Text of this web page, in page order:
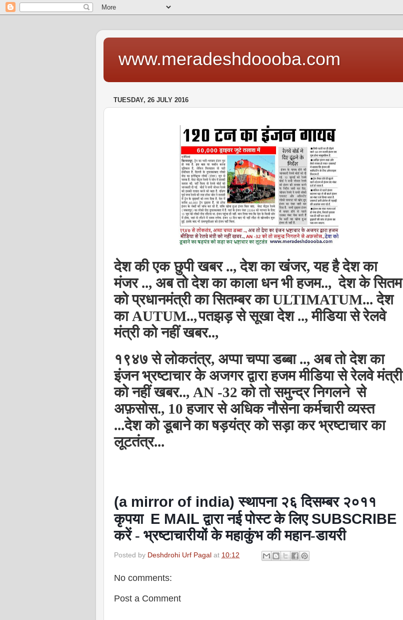
www.meradeshdoooba.com
TUESDAY, 26 JULY 2016
देश कीएकछुपी खबर .., देश का खंजर, यह है देश का
मंजर .., अब तो देश का काला धन भी हजम.., देश के सितम
को प्रधानमंत्री का सितम्बर का ULTIMATUM... देश
का AUTUM..,पतझड़ से सूखा देश .., मीडिया से रेलवे
मंत्री को नहीं खबर..,
१९४७ से लोकतंत्र, अप्पा चप्पा डब्बा .., अब तो देश का
इंजन भ्रष्टाचार के अजगर द्वारा हजम मीडिया से रेलवे मंत्री
को नहीं खबर.., AN -32 को तो समुन्द्र निगलने से
अफ़सोस., 10हजार से अधिक नौसेना कर्मचारी व्यस्त
...देश को डूबाने का षड़यंत्र को सड़ा कर भ्रष्टाचार का
लूटतंत्र...
(a mirror of india)स्थापना २६ दिसम्बर २०११
कृपया E MAILद्वारा नई पोस्ट के लिए SUBSCRIBE
करें - भ्रष्टाचारीयों के महाकुंभ की महान-डायरी
Posted by Deshdrohi Urf Pagal at 10:12
No comments:
Post a Comment